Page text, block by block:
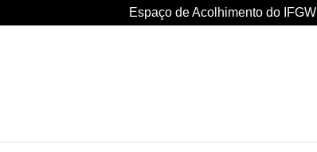
Espaço de Acolhimento do IFGW